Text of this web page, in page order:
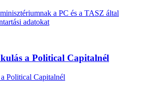
a PC és a TASZ által
adatokat
a Political Capitalnél
Political Capitalnél